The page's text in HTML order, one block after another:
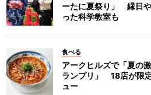
ーたに夏祭り」 縁日
った科学教室も
食べる
アークヒルズで「夏の
ランプリ」 18店が限
ュー